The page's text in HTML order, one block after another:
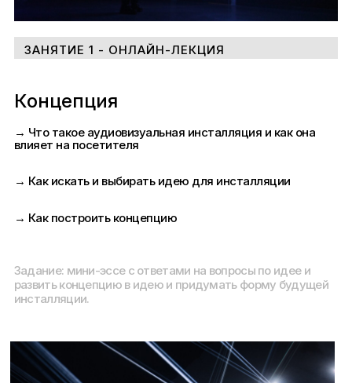
Концепция
Задание: мини-эссе с ответами на вопросы по идее и
развить концепцию в идею и придумать форму будущей
инсталляции.
→ Как построить концепцию
→ Как искать и выбирать идею для инсталляции
→ Что такое аудиовизуальная инсталляция и как она
влияет на посетителя
ЗАНЯТИЕ 1 - ОНЛАЙН-ЛЕКЦИЯ